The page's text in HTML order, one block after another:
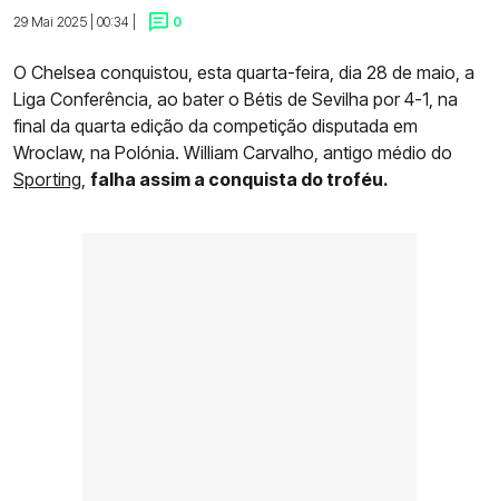
29 Mai 2025 | 00:34 |
0
O Chelsea conquistou, esta quarta-feira, dia 28 de maio, a
Liga Conferência, ao bater o Bétis de Sevilha por 4-1, na
final da quarta edição da competição disputada em
Wroclaw, na Polónia. William Carvalho, antigo médio do
Sporting, falha assim a conquista do troféu.